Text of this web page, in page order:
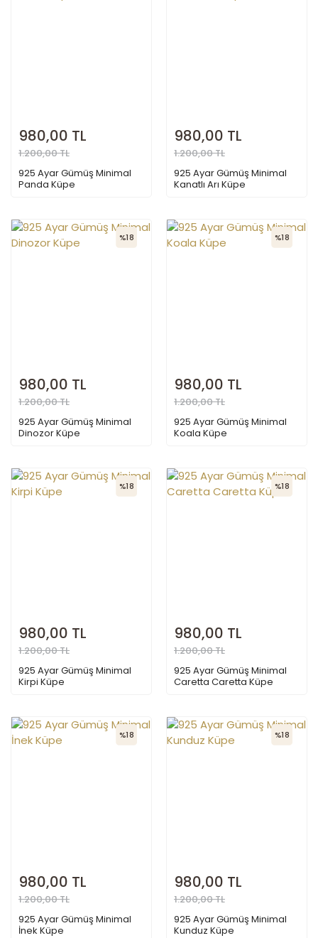
980,00 TL
1.200,00 TL
925 Ayar Gümüş Minimal
Panda Küpe
980,00 TL
1.200,00 TL
925 Ayar Gümüş Minimal
Kanatlı Arı Küpe
%18
980,00 TL
1.200,00 TL
925 Ayar Gümüş Minimal
Dinozor Küpe
%18
980,00 TL
1.200,00 TL
925 Ayar Gümüş Minimal
Koala Küpe
%18
980,00 TL
1.200,00 TL
925 Ayar Gümüş Minimal
Kirpi Küpe
%18
980,00 TL
1.200,00 TL
925 Ayar Gümüş Minimal
Caretta Caretta Küpe
%18
980,00 TL
1.200,00 TL
925 Ayar Gümüş Minimal
İnek Küpe
%18
980,00 TL
1.200,00 TL
925 Ayar Gümüş Minimal
Kunduz Küpe